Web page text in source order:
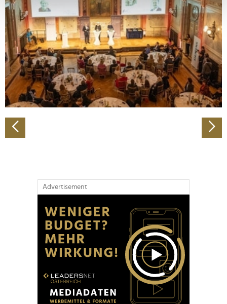
Erfahren Sie mehr darüber, wie Ihre persönlichen Daten
verarbeitet werden, und legen Sie Ihre Präferenzen im
Abschnitt Einzelheiten fest.
Wir verwenden Cookies, um Inhalte und Anzeigen zu
personalisieren, Funktionen für soziale Medien anbieten
zu können und die Zugriffe auf unsere Website zu
analysieren. Außerdem geben wir Informationen zu Ihrer
Verwendung unserer Website an unsere Partner für
soziale Medien, Werbung und Analysen weiter. Unsere
Partner führen diese Informationen möglicherweise mit
Advertisement